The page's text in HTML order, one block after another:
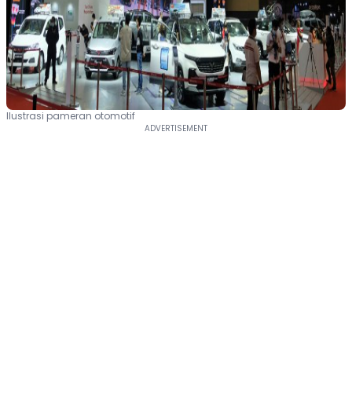
Ilustrasi pameran otomotif